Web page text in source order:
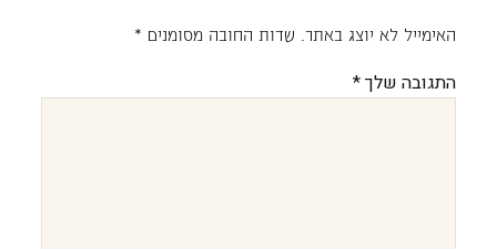
האימייל לא יוצג באתר. שדות החובה מסומנים *
התגובה שלך*